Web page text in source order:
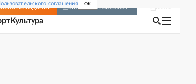
соглашения OK
НА ИЗДАНИЕ ВКЛЮЧИТЬ РАССЫЛКУ
Культура